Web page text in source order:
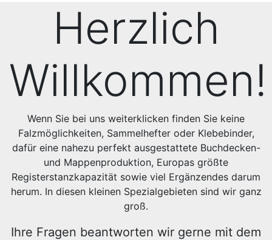
Herzlich
Willkommen!
Wenn Sie bei uns weiterklicken finden Sie keine
Falzmöglichkeiten, Sammelhefter oder Klebebinder,
dafür eine nahezu perfekt ausgestattete Buchdecken-
und Mappenproduktion, Europas größte
Registerstanzkapazität sowie viel Ergänzendes darum
herum. In diesen kleinen Spezialgebieten sind wir ganz
groß.
Ihre Fragen beantworten wir gerne mit dem